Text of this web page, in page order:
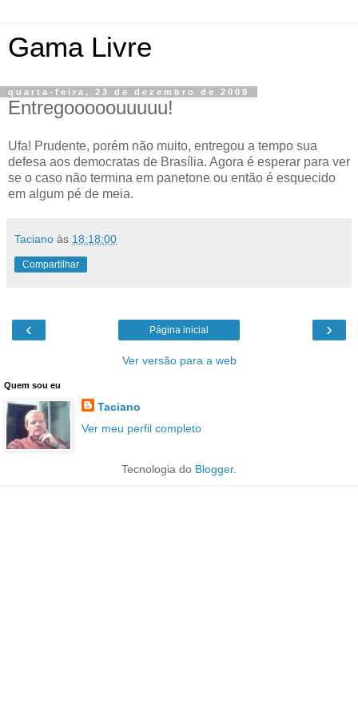
Gama Livre
quarta-feira, 23 de dezembro de 2009
Entregooooouuuuu!
Ufa! Prudente, porém não muito, entregou a tempo sua
defesa aos democratas de Brasília. Agora é esperar para ver
se o caso não termina em panetone ou então é esquecido
em algum pé de meia.
Taciano às 18:18:00
Compartilhar
‹ ›
Página inicial
Ver versão para a web
Quem sou eu
Taciano
Ver meu perfil completo
Tecnologia do Blogger.